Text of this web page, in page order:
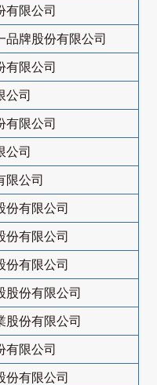
有限公司
品牌股份有限公司
有限公司
公司
有限公司
公司
限公司
份有限公司
份有限公司
份有限公司
股份有限公司
股份有限公司
有限公司
份有限公司